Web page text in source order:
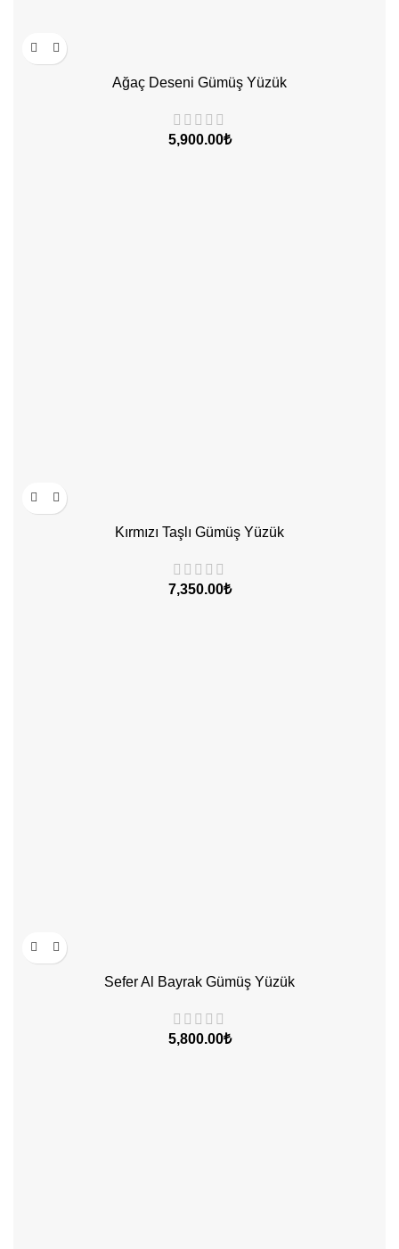
Ağaç Deseni Gümüş Yüzük
₺
Kırmızı Taşlı Gümüş Yüzük
₺
Sefer Al Bayrak Gümüş Yüzük
₺